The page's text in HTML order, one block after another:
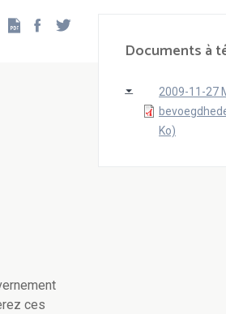
Facebook
ces
Documents à
2009-11-27
Ko)